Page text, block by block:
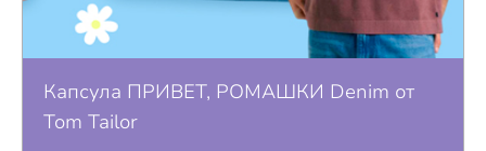
Капсула ПРИВЕТ, РОМАШКИ Denim от
Tom Tailor